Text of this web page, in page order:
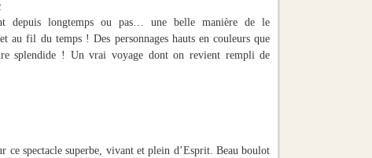
depuis longtemps ou pas… une belle manière de le
au fil du temps ! Des personnages hauts en couleurs que
splendide ! Un vrai voyage dont on revient rempli de
spectacle superbe, vivant et plein d’Esprit. Beau boulot